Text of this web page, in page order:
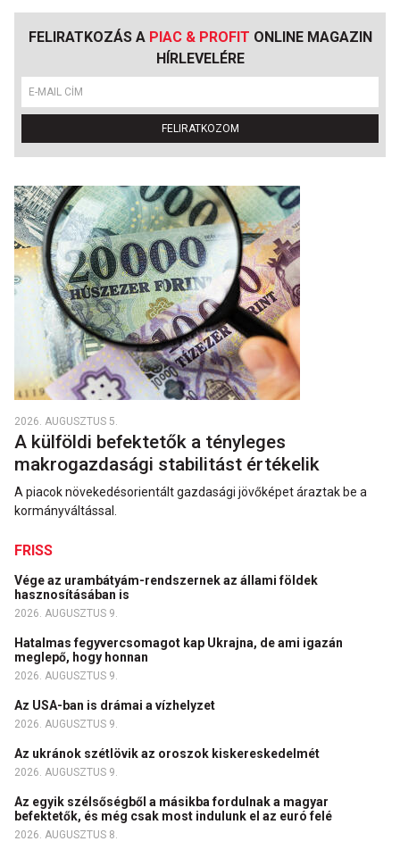
FELIRATKOZÁS A PIAC & PROFIT ONLINE MAGAZIN
HÍRLEVELÉRE
FELIRATKOZOM
2026. AUGUSZTUS 5.
A külföldi befektetők a tényleges
makrogazdasági stabilitást értékelik
A piacok növekedésorientált gazdasági jövőképet áraztak be a
kormányváltással.
FRISS
Vége az urambátyám-rendszernek az állami földek
hasznosításában is
2026. AUGUSZTUS 9.
Hatalmas fegyvercsomagot kap Ukrajna, de ami igazán
meglepő, hogy honnan
2026. AUGUSZTUS 9.
Az USA-ban is drámai a vízhelyzet
2026. AUGUSZTUS 9.
Az ukránok szétlövik az oroszok kiskereskedelmét
2026. AUGUSZTUS 9.
Az egyik szélsőségből a másikba fordulnak a magyar
befektetők, és még csak most indulunk el az euró felé
2026. AUGUSZTUS 8.